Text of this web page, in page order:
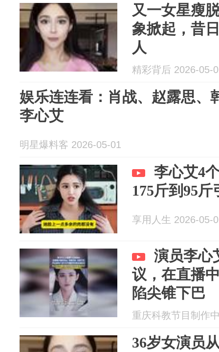
又一女星瘦
象掀起，昔
人
精彩背后 2026-05-
娱乐连连看：肖战、赵露思、
李心艾
明星爆料客 2026-05-01
李心艾4
175斤到95
享用人生 2026-05-
演员李心
议，在直播
陷尖锥下巴
重庆科教节目制作
36岁女演员